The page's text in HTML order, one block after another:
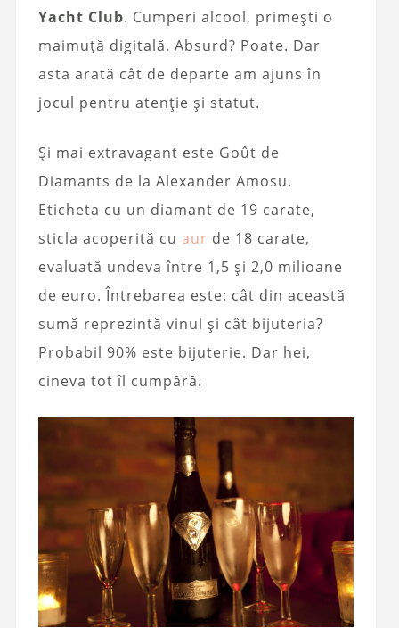
Yacht Club. Cumperi alcool, primești o
maimuță digitală. Absurd? Poate. Dar
asta arată cât de departe am ajuns în
jocul pentru atenție și statut.
Și mai extravagant este Goût de
Diamants de la Alexander Amosu.
Eticheta cu un diamant de 19 carate,
sticla acoperită cu aur de 18 carate,
evaluată undeva între 1,5 și 2,0 milioane
de euro. Întrebarea este: cât din această
sumă reprezintă vinul și cât bijuteria?
Probabil 90% este bijuterie. Dar hei,
cineva tot îl cumpără.